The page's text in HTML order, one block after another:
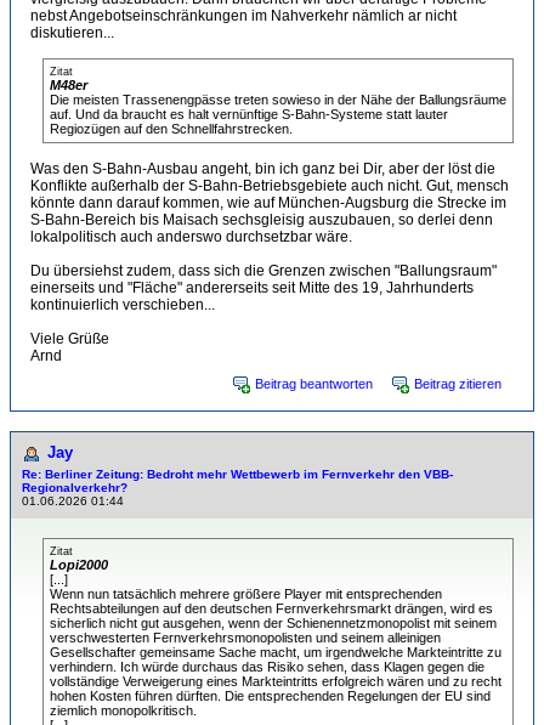
nebst Angebotseinschränkungen im Nahverkehr nämlich ar nicht
diskutieren...
Zitat
M48er
Die meisten Trassenengpässe treten sowieso in der Nähe der Ballungsräume
auf. Und da braucht es halt vernünftige S-Bahn-Systeme statt lauter
Regiozügen auf den Schnellfahrstrecken.
Was den S-Bahn-Ausbau angeht, bin ich ganz bei Dir, aber der löst die
Konflikte außerhalb der S-Bahn-Betriebsgebiete auch nicht. Gut, mensch
könnte dann darauf kommen, wie auf München-Augsburg die Strecke im
S-Bahn-Bereich bis Maisach sechsgleisig auszubauen, so derlei denn
lokalpolitisch auch anderswo durchsetzbar wäre.
Du übersiehst zudem, dass sich die Grenzen zwischen "Ballungsraum"
einerseits und "Fläche" andererseits seit Mitte des 19, Jahrhunderts
kontinuierlich verschieben...
Viele Grüße
Arnd
Beitrag beantworten Beitrag zitieren
Jay
Re: Berliner Zeitung: Bedroht mehr Wettbewerb im Fernverkehr den VBB-
Regionalverkehr?
01.06.2026 01:44
Zitat
Lopi2000
[...]
Wenn nun tatsächlich mehrere größere Player mit entsprechenden
Rechtsabteilungen auf den deutschen Fernverkehrsmarkt drängen, wird es
sicherlich nicht gut ausgehen, wenn der Schienennetzmonopolist mit seinem
verschwesterten Fernverkehrsmonopolisten und seinem alleinigen
Gesellschafter gemeinsame Sache macht, um irgendwelche Markteintritte zu
verhindern. Ich würde durchaus das Risiko sehen, dass Klagen gegen die
vollständige Verweigerung eines Markteintritts erfolgreich wären und zu recht
hohen Kosten führen dürften. Die entsprechenden Regelungen der EU sind
ziemlich monopolkritisch.